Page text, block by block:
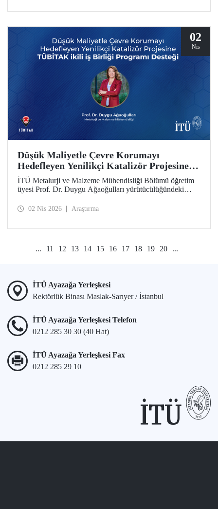
02
Nis
Düşük Maliyetle Çevre Korumayı
Hedefleyen Yenilikçi Katalizör Projesine
TÜBİTAK İkili İş Birliği Programı Desteği
İTÜ Metalurji ve Malzeme Mühendisliği Bölümü öğretim
üyesi Prof. Dr. Duygu Ağaoğulları yürütücülüğündeki
Akademisi (BAS) ile İkili İşbirliği Programı” kapsamında
02 Nis 2026 Araştırma
... 11 12 13 14 15 16 17 18 19 20 ...
İTÜ Ayazağa Yerleşkesi
Rektörlük Binası Maslak-Sarıyer / İstanbul
İTÜ Ayazağa Yerleşkesi Telefon
0212 285 30 30 (40 Hat)
İTÜ Ayazağa Yerleşkesi Fax
0212 285 29 10